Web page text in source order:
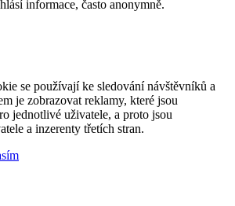
informace, často anonymně.
se používají ke sledování návštěvníků a
je zobrazovat reklamy, které jsou
jednotlivé uživatele, a proto jsou
a inzerenty třetích stran.